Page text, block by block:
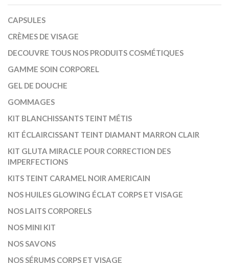
CAPSULES
CRÈMES DE VISAGE
DECOUVRE TOUS NOS PRODUITS COSMÉTIQUES
GAMME SOIN CORPOREL
GEL DE DOUCHE
GOMMAGES
KIT BLANCHISSANTS TEINT MÉTIS
KIT ÉCLAIRCISSANT TEINT DIAMANT MARRON CLAIR
KIT GLUTA MIRACLE POUR CORRECTION DES
IMPERFECTIONS
KITS TEINT CARAMEL NOIR AMERICAIN
NOS HUILES GLOWING ÉCLAT CORPS ET VISAGE
NOS LAITS CORPORELS
NOS MINI KIT
NOS SAVONS
NOS SÉRUMS CORPS ET VISAGE